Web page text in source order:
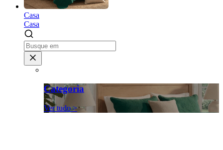
Casa
Casa
Categoria
Ver tudo >